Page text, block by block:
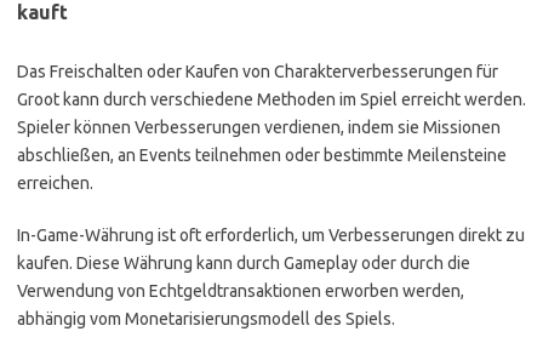
kauft
Das Freischalten oder Kaufen von Charakterverbesserungen für
Groot kann durch verschiedene Methoden im Spiel erreicht werden.
Spieler können Verbesserungen verdienen, indem sie Missionen
abschließen, an Events teilnehmen oder bestimmte Meilensteine
erreichen.
In-Game-Währung ist oft erforderlich, um Verbesserungen direkt zu
kaufen. Diese Währung kann durch Gameplay oder durch die
Verwendung von Echtgeldtransaktionen erworben werden,
abhängig vom Monetarisierungsmodell des Spiels.